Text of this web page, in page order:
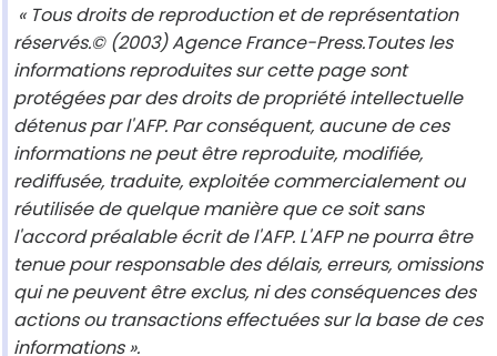
« Tous droits de reproduction et de représentation
réservés.© (2003) Agence France-Press.Toutes les
informations reproduites sur cette page sont
protégées par des droits de propriété intellectuelle
détenus par l'AFP. Par conséquent, aucune de ces
informations ne peut être reproduite, modifiée,
rediffusée, traduite, exploitée commercialement ou
réutilisée de quelque manière que ce soit sans
l'accord préalable écrit de l'AFP. L'AFP ne pourra être
tenue pour responsable des délais, erreurs, omissions
qui ne peuvent être exclus, ni des conséquences des
actions ou transactions effectuées sur la base de ces
informations ».